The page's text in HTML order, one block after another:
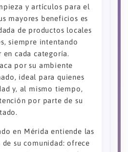
y artículos para el
mayores beneficios es
de productos locales
siempre intentando
cada categoría.
por su ambiente
ideal para quienes
y, al mismo tiempo,
por parte de su
en Mérida entiende las
su comunidad: ofrece